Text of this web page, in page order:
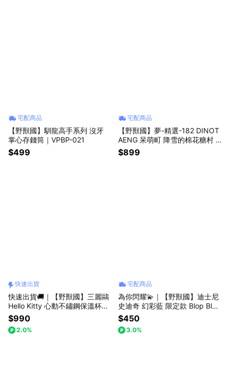
宅配商品
【野獸國】馴龍高手系列 沒牙
掌心存錢筒｜VPBP-021
$499
宅配商品
【野獸國】夢-精選-182 DINOT
AENG 呆萌町 降雪的棉花糖村 :
冬日午後
$899
快速出貨
快速出貨🚚｜【野獸國】三麗鷗
Hello Kitty 心動不鏽鋼保溫杯套
組｜MarTube 馬克圖布
$990
2.0%
宅配商品
為你閃耀💫｜【野獸國】迪士尼
史迪奇 幻彩藍 限定款 Blop Blop
系列｜SOAP STUDIO DY129
$450
3.0%